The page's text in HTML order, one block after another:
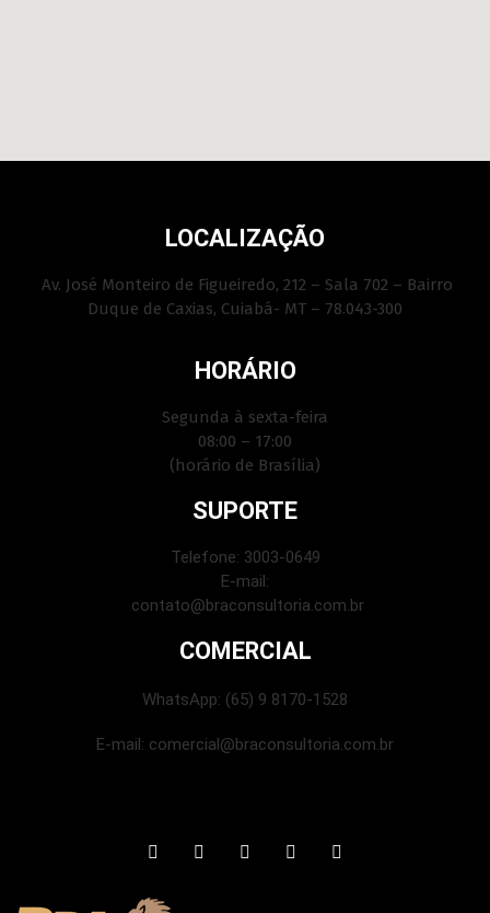
LOCALIZAÇÃO
Av. José Monteiro de Figueiredo, 212 – Sala 702 – Bairro
Duque de Caxias, Cuiabá- MT – 78.043-300
HORÁRIO
Segunda à sexta-feira
08:00 – 17:00
(horário de Brasília)
SUPORTE
Telefone: 3003-0649
E-mail:
contato@braconsultoria.com.br
COMERCIAL
WhatsApp: (65) 9 8170-1528
E-mail: comercial@braconsultoria.com.br